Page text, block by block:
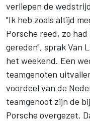
verliepen de
"Ik heb zoals altijd
Porsche reed, zo
gereden", sprak Van
het weekend. Een
teamgenoten
voordeel van de
teamgenoot zijn de
Porsche overgezet.